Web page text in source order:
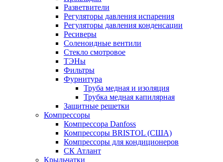
Разветвители
Регуляторы давления испарения
Регуляторы давления конденсации
Ресиверы
Соленоидные вентили
Стекло смотровое
ТЭНы
Фильтры
Фурнитура
Труба медная и изоляция
Трубка медная капилярная
Защитные решетки
Компрессоры
Компрессора Danfoss
Компрессоры BRISTOL (США)
Компрессоры для кондиционеров
СК Атлант
Крыльчатки